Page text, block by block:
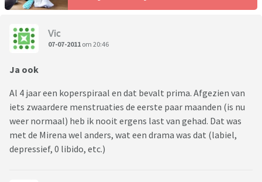
Vic
07-07-2011 om 20:46
Ja ook
Al 4 jaar een koperspiraal en dat bevalt prima. Afgezien van
iets zwaardere menstruaties de eerste paar maanden (is nu
weer normaal) heb ik nooit ergens last van gehad. Dat was
met de Mirena wel anders, wat een drama was dat (labiel,
depressief, 0 libido, etc.)